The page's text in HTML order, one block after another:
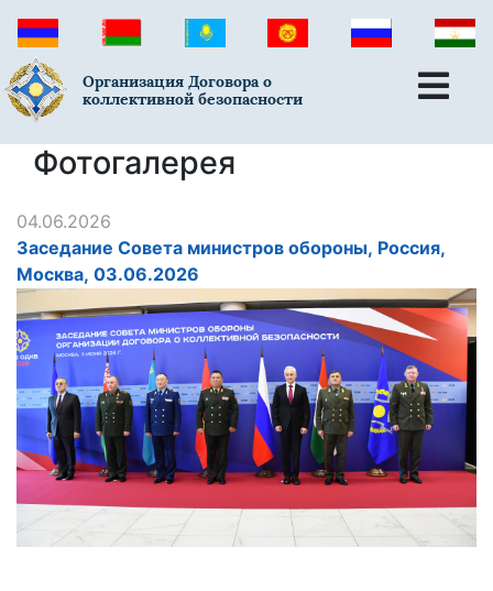
Организация Договора о
коллективной безопасности
Фотогалерея
04.06.2026
Заседание Совета министров обороны, Россия,
Москва, 03.06.2026